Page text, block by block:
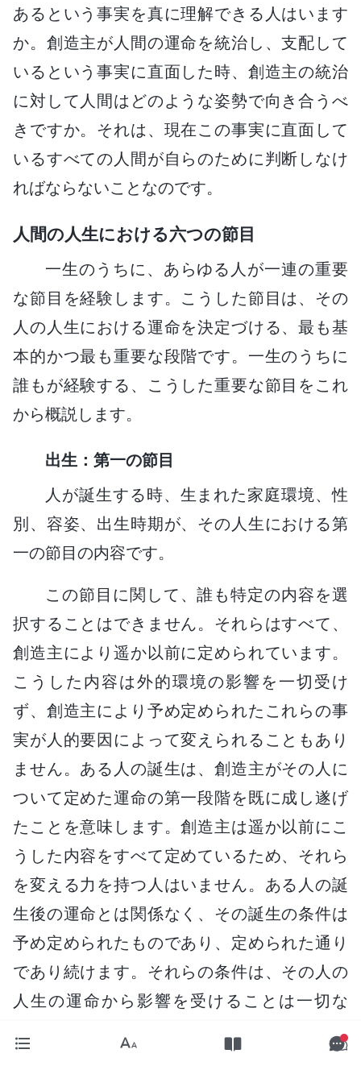
あるという事実を真に理解できる人はいます
か。創造主が人間の運命を統治し、支配して
いるという事実に直面した時、創造主の統治
に対して人間はどのような姿勢で向き合うべ
きですか。それは、現在この事実に直面して
いるすべての人間が自らのために判断しなけ
ればならないことなのです。
人間の人生における六つの節目
一生のうちに、あらゆる人が一連の重要
な節目を経験します。こうした節目は、その
人の人生における運命を決定づける、最も基
本的かつ最も重要な段階です。一生のうちに
誰もが経験する、こうした重要な節目をこれ
から概説します。
出生：第一の節目
人が誕生する時、生まれた家庭環境、性
別、容姿、出生時期が、その人生における第
一の節目の内容です。
この節目に関して、誰も特定の内容を選
択することはできません。それらはすべて、
創造主により遥か以前に定められています。
こうした内容は外的環境の影響を一切受け
ず、創造主により予め定められたこれらの事
実が人的要因によって変えられることもあり
ません。ある人の誕生は、創造主がその人に
ついて定めた運命の第一段階を既に成し遂げ
たことを意味します。創造主は遥か以前にこ
うした内容をすべて定めているため、それら
を変える力を持つ人はいません。ある人の誕
生後の運命とは関係なく、その誕生の条件は
予め定められたものであり、定められた通り
であり続けます。それらの条件は、その人の
人生の運命から影響を受けることは一切な
く、その人の人生の運命に対する創造主の統